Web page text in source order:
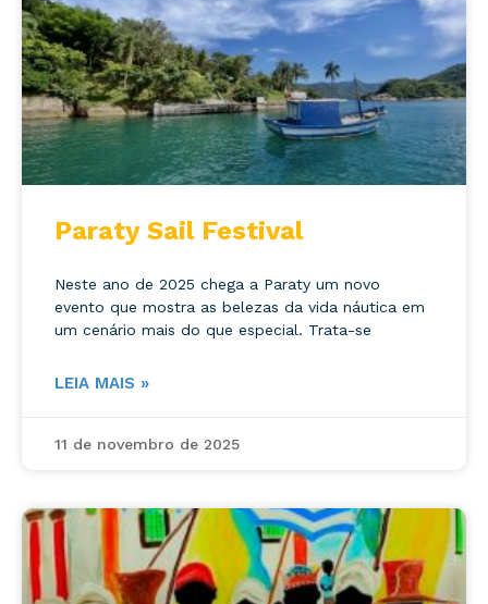
Paraty Sail Festival
Neste ano de 2025 chega a Paraty um novo
evento que mostra as belezas da vida náutica em
um cenário mais do que especial. Trata-se
LEIA MAIS »
11 de novembro de 2025